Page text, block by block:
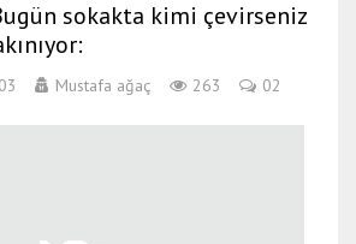
sokakta kimi çevirseniz
Mustafa ağaç 263 02